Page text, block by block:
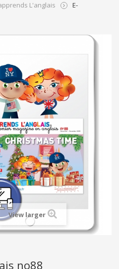
L'anglais
E-
View larger
no88